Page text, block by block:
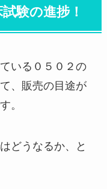
験の進捗！
いる０５０２の
、販売の目途が
。
どうなるか、と